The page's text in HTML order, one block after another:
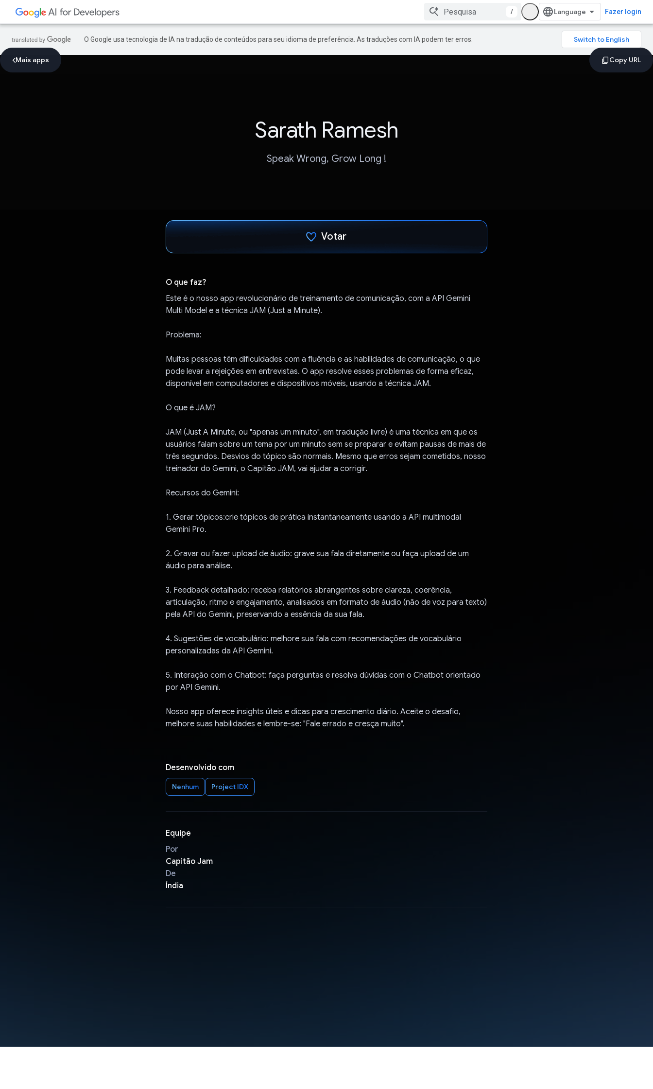
/ Fazer login
O Google usa tecnologia de IA na tradução de conteúdos para seu idioma de preferência. As traduções com IA podem ter erros.
Mais apps
Sarath Ramesh
Speak Wrong, Grow Long !
Votar
O que faz?
Este é o nosso app revolucionário de treinamento de comunicação, com a API Gemini
Multi Model e a técnica JAM (Just a Minute).
Problema:
Muitas pessoas têm dificuldades com a fluência e as habilidades de comunicação, o que
pode levar a rejeições em entrevistas. O app resolve esses problemas de forma eficaz,
disponível em computadores e dispositivos móveis, usando a técnica JAM.
O que é JAM?
JAM (Just A Minute, ou "apenas um minuto", em tradução livre) é uma técnica em que os
usuários falam sobre um tema por um minuto sem se preparar e evitam pausas de mais de
três segundos. Desvios do tópico são normais. Mesmo que erros sejam cometidos, nosso
treinador do Gemini, o Capitão JAM, vai ajudar a corrigir.
Recursos do Gemini:
1. Gerar tópicos:crie tópicos de prática instantaneamente usando a API multimodal
Gemini Pro.
2. Gravar ou fazer upload de áudio: grave sua fala diretamente ou faça upload de um
áudio para análise.
3. Feedback detalhado: receba relatórios abrangentes sobre clareza, coerência,
articulação, ritmo e engajamento, analisados em formato de áudio (não de voz para texto)
pela API do Gemini, preservando a essência da sua fala.
4. Sugestões de vocabulário: melhore sua fala com recomendações de vocabulário
personalizadas da API Gemini.
5. Interação com o Chatbot: faça perguntas e resolva dúvidas com o Chatbot orientado
por API Gemini.
Nosso app oferece insights úteis e dicas para crescimento diário. Aceite o desafio,
melhore suas habilidades e lembre-se: "Fale errado e cresça muito".
Desenvolvido com
Nenhum Project IDX
Equipe
Por
Capitão Jam
De
Índia